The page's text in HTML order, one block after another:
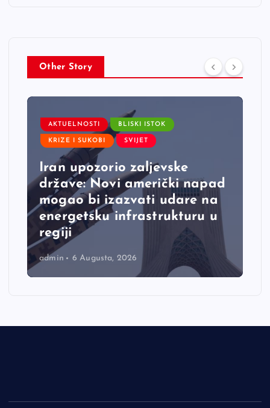
Other Story
AKTUELNOSTI BLISKI ISTOK
KRIZE I SUKOBI SVIJET
Iran upozorio zaljevske
države: Novi američki napad
mogao bi izazvati udare na
energetsku infrastrukturu u
regiji
admin 6 Augusta, 2026